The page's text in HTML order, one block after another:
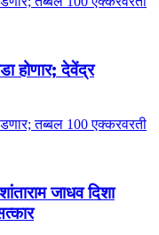
होणार; देवेंद्र
जाधव दिशा